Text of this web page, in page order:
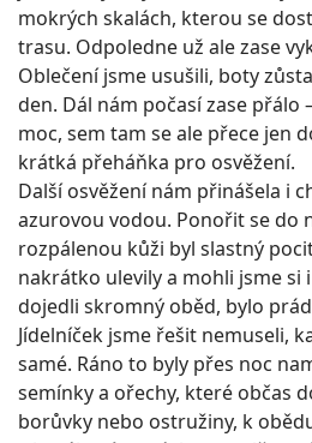
mokrých skalách, kterou se
trasu. Odpoledne už ale zase
Oblečení jsme usušili, boty
den. Dál nám počasí zase přálo
moc, sem tam se ale přece jen
krátká přeháňka pro osvěžení.
Další osvěžení nám přinášela i
azurovou vodou. Ponořit se do
rozpálenou kůži byl slastný
nakrátko ulevily a mohli jsme si
dojedli skromný oběd, bylo
Jídelníček jsme řešit nemuseli,
samé. Ráno to byly přes noc
semínky a ořechy, které občas
borůvky nebo ostružiny, k